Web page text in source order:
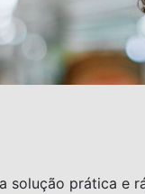
solução prática e